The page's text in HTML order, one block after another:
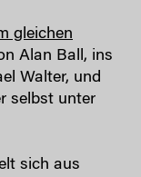
gleichen
Alan Ball, ins
Walter, und
selbst unter
sich aus